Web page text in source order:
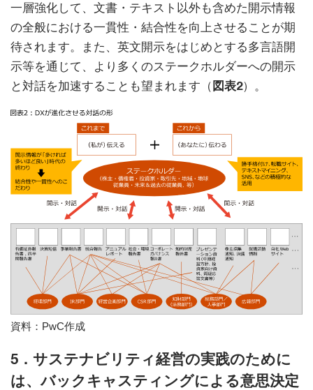
一層強化して、文書・テキスト以外も含めた開示情報
の全般における一貫性・結合性を向上させることが期
待されます。また、英文開示をはじめとする多言語開
示等を通じて、より多くのステークホルダーへの開示
と対話を加速することも望まれます（ 図表2）。
資料：PwC作成
5．サステナビリティ経営の実践のために
は、バックキャスティングによる意思決定